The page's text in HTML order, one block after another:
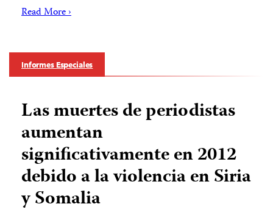
Read More ›
Informes Especiales
Las muertes de periodistas
aumentan
significativamente en 2012
debido a la violencia en Siria
y Somalia